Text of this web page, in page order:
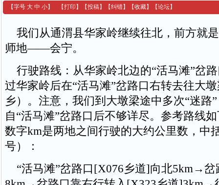
【字号 大 中 小】 【打印 】 【投稿】 【纠错】 【收藏】 【论坛】
我们从通渭县华家岭继续往北，前方就
师地——会宁。
行驶路线：从华家岭北边的“活马滩”岔
过华家岭后在“活马滩”岔路口右转去往大
乡）。注意，我们到大墩梁途中多次“迷路
自“活马滩”岔路口后不够详尽。参考路线
数字km是两地之间行驶的大约公里数，中
号）：
“活马滩”岔路口[X076乡道]向北5km→岔